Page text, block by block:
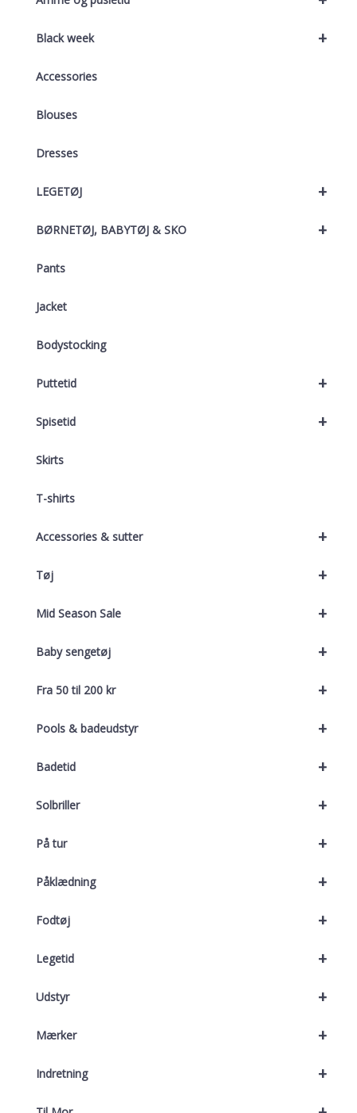
+
Black week
Accessories
Blouses
Dresses
+
LEGETØJ
+
BØRNETØJ, BABYTØJ & SKO
Pants
Jacket
Bodystocking
+
Puttetid
+
Spisetid
Skirts
T-shirts
+
Accessories & sutter
+
Tøj
+
Mid Season Sale
+
Baby sengetøj
+
Fra 50 til 200 kr
+
Pools & badeudstyr
+
Badetid
+
Solbriller
+
På tur
+
Påklædning
+
Fodtøj
+
Legetid
+
Udstyr
+
Mærker
+
Indretning